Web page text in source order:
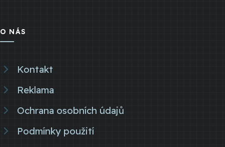
O NÁS
Kontakt
Reklama
Ochrana osobních údajů
Podmínky použití